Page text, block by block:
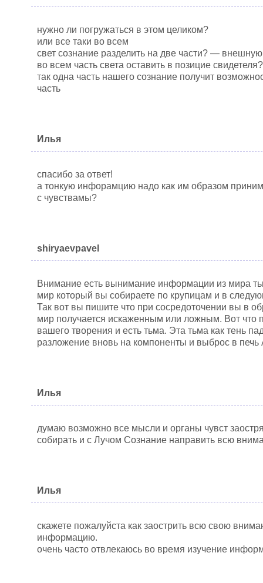
нужно ли погружаться в этом целиком?
или все таки во всем
свет сознание разделить на две части? —
во всем часть света оставить в позицие свидетеля?
так одна часть нашего сознание получит
часть
Илья
спасибо за ответ!
а тонкую инфорамцию надо как им образом
с чувствамы?
shiryaevpavel
Внимание есть вынимание информации из мира
мир который вы собираете по крупицам и в
Так вот вы пишите что при сосредоточении вы в
мир получается искаженным или ложным. Вот что
вашего творения и есть тьма. Эта тьма как тень
разложение вновь на компоненты и выброс в печь
Илья
думаю возможно все мысли и органы чувст
собирать и с Лучом Сознание направить всю
Илья
скажете пожалуйста как заострить всю свою
информацию.
очень часто отвлекаюсь во время изучение